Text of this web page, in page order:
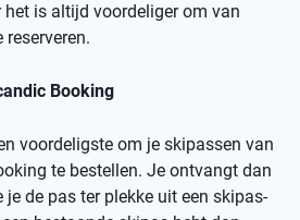
het is altijd voordeliger om van
Booking
voordeligste om je skipassen van
te bestellen. Je ontvangt dan
je de pas ter plekke uit een skipas-